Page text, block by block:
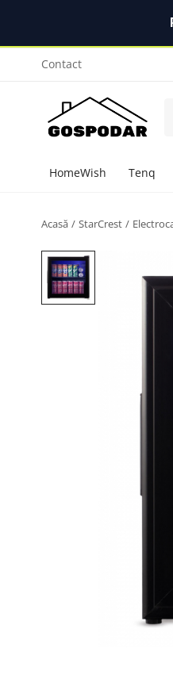
Contact
HomeWish Tenq
Acasă StarCrest